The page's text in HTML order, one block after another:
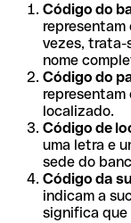
Código do
representam
vezes, trata-
nome
Código do
representam
localizado.
Código de
uma letra e
sede do
Código da
indicam a
significa que